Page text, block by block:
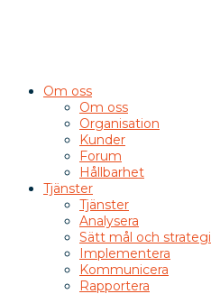
Om oss
Om oss
Organisation
Kunder
Forum
Hållbarhet
Tjänster
Tjänster
Analysera
Sätt mål och strategi
Implementera
Kommunicera
Rapportera